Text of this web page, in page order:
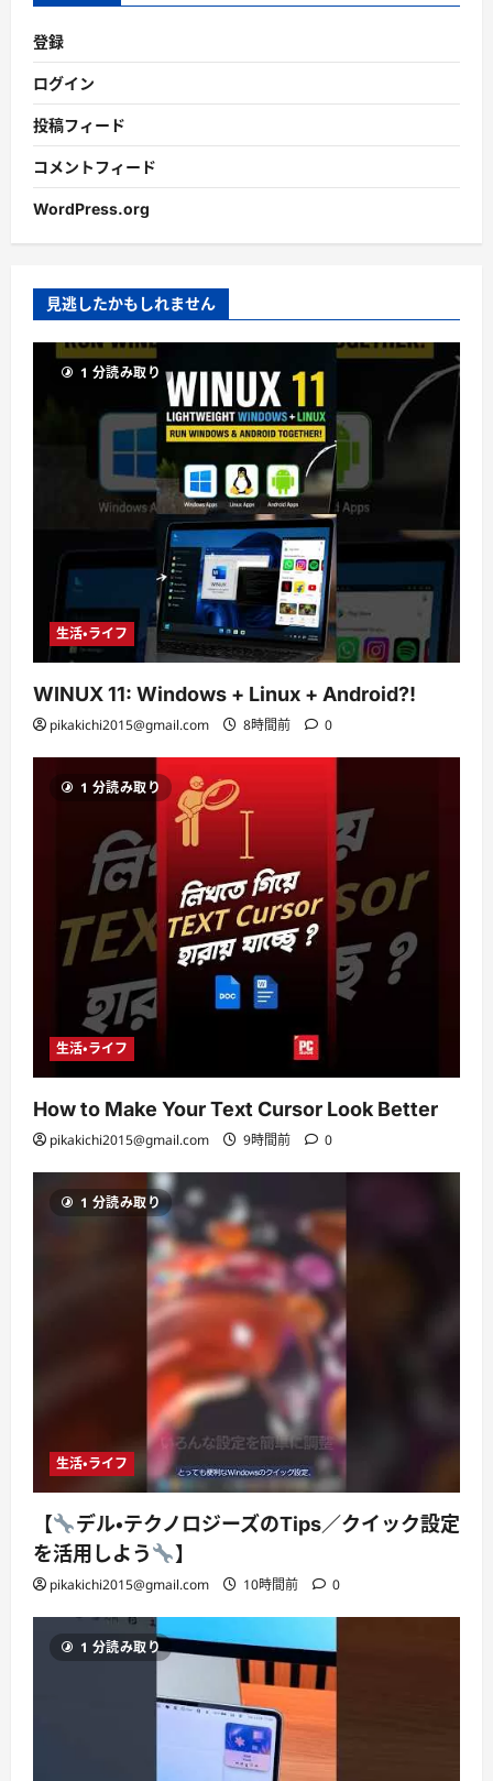
登録
ログイン
投稿フィード
コメントフィード
WordPress.org
見逃したかもしれません
1 分読み取り
生活・ライフ
WINUX 11: Windows + Linux + Android?!
pikakichi2015@gmail.com 8時間前 0
1 分読み取り
生活・ライフ
How to Make Your Text Cursor Look Better
pikakichi2015@gmail.com 9時間前 0
1 分読み取り
生活・ライフ
【
デル・テクノロジーズのTips／クイック設定
を活用しよう
】
pikakichi2015@gmail.com 10時間前 0
1 分読み取り